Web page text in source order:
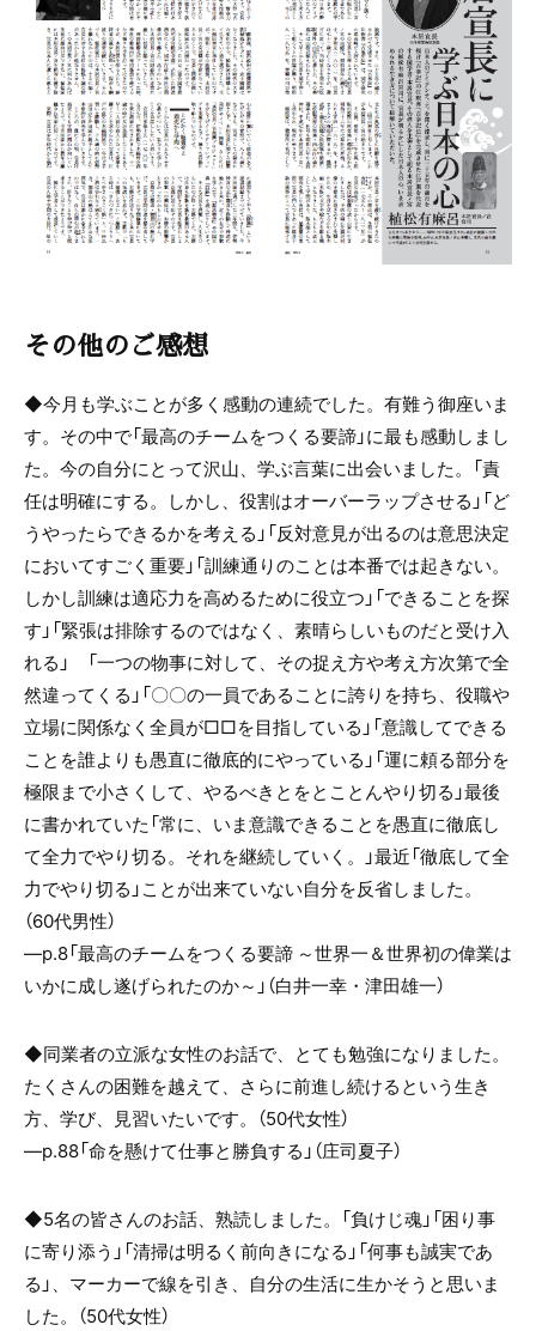
その他のご感想
◆今月も学ぶことが多く感動の連続でした。有難う御座いま
す。その中で「最高のチームをつくる要諦」に最も感動しまし
た。今の自分にとって沢山、学ぶ言葉に出会いました。「責
任は明確にする。しかし、役割はオーバーラップさせる」「ど
うやったらできるかを考える」「反対意見が出るのは意思決定
においてすごく重要」「訓練通りのことは本番では起きない。
しかし訓練は適応力を高めるために役立つ」「できることを探
す」「緊張は排除するのではなく、素晴らしいものだと受け入
れる」 「一つの物事に対して、その捉え方や考え方次第で全
然違ってくる」「〇〇の一員であることに誇りを持ち、役職や
立場に関係なく全員が□□を目指している」「意識してできる
ことを誰よりも愚直に徹底的にやっている」「運に頼る部分を
極限まで小さくして、やるべきとをとことんやり切る」最後
に書かれていた「常に、いま意識できることを愚直に徹底し
て全力でやり切る。それを継続していく。」最近「徹底して全
力でやり切る」ことが出来ていない自分を反省しました。
（60代男性）
―p.8「最高のチームをつくる要諦 ～世界一＆世界初の偉業は
いかに成し遂げられたのか～」（白井一幸・津田雄一）
◆同業者の立派な女性のお話で、とても勉強になりました。
たくさんの困難を越えて、さらに前進し続けるという生き
方、学び、見習いたいです。 （50代女性）
―p.88「命を懸けて仕事と勝負する」（庄司夏子）
◆5名の皆さんのお話、熟読しました。「負けじ魂」「困り事
に寄り添う」「清掃は明るく前向きになる」「何事も誠実であ
る」、マーカーで線を引き、自分の生活に生かそうと思いま
した。（50代女性）